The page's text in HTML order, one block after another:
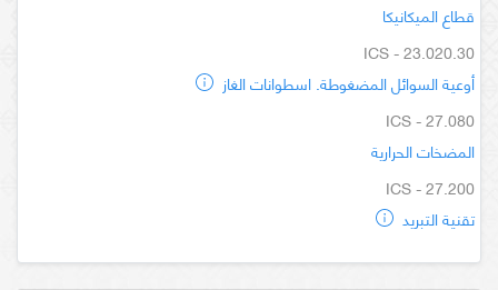
قطاع الميكانيكا
ICS - 23.020.30
أوعية السوائل المضغوطة. اسطوانات الغاز
ICS - 27.080
المضخات الحرارية
ICS - 27.200
تقنية التبريد